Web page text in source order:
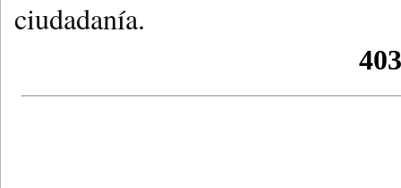
ciudadanía.